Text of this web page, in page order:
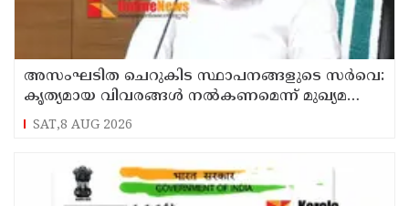
അസംഘടിത ചെറുകിട സ്ഥാപനങ്ങളുടെ സർവെ:
കൃത്യമായ വിവരങ്ങൾ നൽകണമെന്ന് മുഖ്യമന്ത്രി
വി ഡി സതീശൻ
SAT,8 AUG 2026